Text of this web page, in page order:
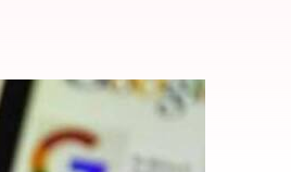
लगाएं पता